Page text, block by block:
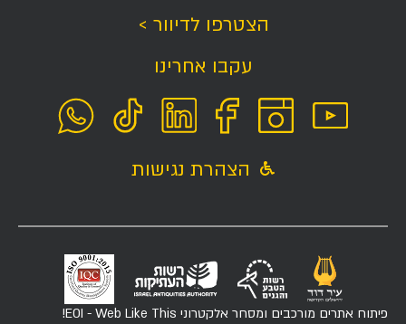
הצטרפו לדיוור >
עקבו אחרינו
הצהרת נגישות
פיתוח אתרים מורכבים ומסחר אלקטרוני EOI - Web Like This!